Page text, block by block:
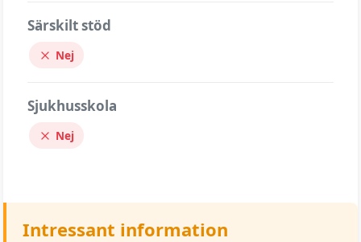
Särskilt stöd
Nej
Sjukhusskola
Nej
Intressant information